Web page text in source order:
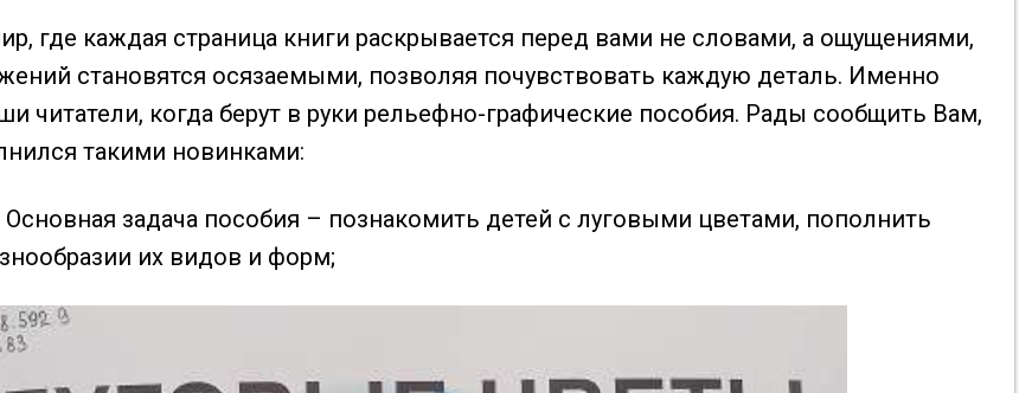
где каждая страница книги раскрывается перед вами не словами, а ощущениями,
становятся осязаемыми, позволяя почувствовать каждую деталь. Именно
читатели, когда берут в руки рельефно-графические пособия. Рады сообщить Вам,
такими новинками:
задача пособия – познакомить детей с луговыми цветами, пополнить
их видов и форм;